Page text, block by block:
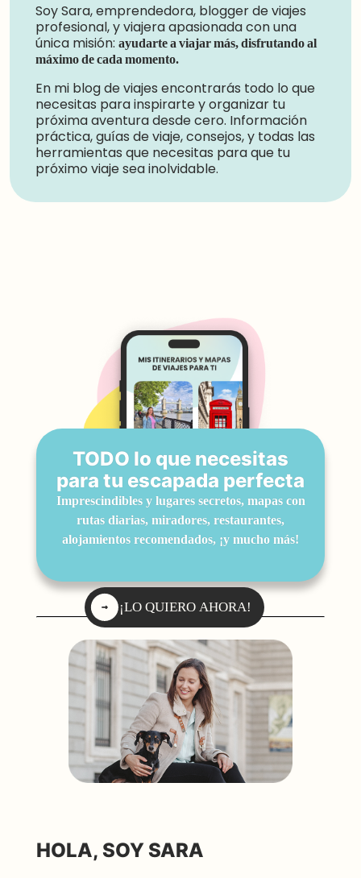
Soy Sara, emprendedora, blogger de viajes
profesional, y viajera apasionada con una
única misión: ayudarte a viajar más, disfrutando al
máximo de cada momento.
En mi blog de viajes encontrarás todo lo que
necesitas para inspirarte y organizar tu
próxima aventura desde cero. Información
práctica, guías de viaje, consejos, y todas las
herramientas que necesitas para que tu
próximo viaje sea inolvidable.
TODO lo que necesitas
para tu escapada perfecta
Imprescindibles y lugares secretos, mapas con
rutas diarias, miradores, restaurantes,
alojamientos recomendados, ¡y mucho más!
¡LO QUIERO AHORA!
HOLA, SOY SARA